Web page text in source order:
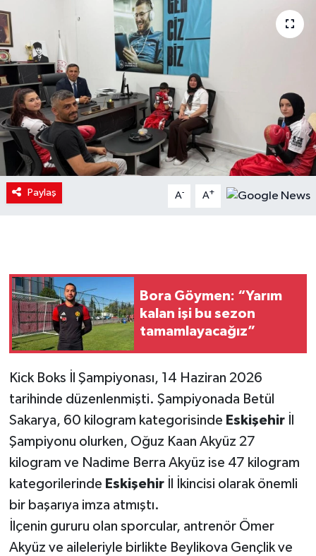
Paylaş A- A+
Bora Göymen: “Yarım
kalan işi bu sezon
tamamlayacağız”
Kick Boks İl Şampiyonası, 14 Haziran 2026
tarihinde düzenlenmişti. Şampiyonada Betül
Sakarya, 60 kilogram kategorisinde Eskişehirİl
Şampiyonu olurken, Oğuz Kaan Akyüz 27
kilogram ve Nadime Berra Akyüz ise 47 kilogram
kategorilerinde Eskişehirİl İkincisi olarak önemli
bir başarıya imza atmıştı.
İlçenin gururu olan sporcular, antrenör Ömer
Akyüz ve aileleriyle birlikte Beylikova Gençlik ve